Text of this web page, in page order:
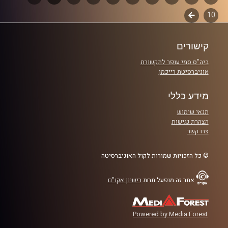
קרדיט תמונות:
פרקים
10
לשלב
קישורים
ביה"ס סמי עופר לתקשורת
אוניברסיטת רייכמן
מידע כללי
תנאי שימוש
הצהרת נגישות
צרו קשר
© כל הזכויות שמורות לקול האוניברסיטה
אתר זה מופעל תחת רישיון אקו"ם
Powered by Media Forest